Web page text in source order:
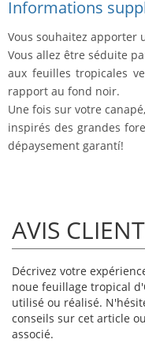
Informations
Vous souhaitez apporter
Vous allez être séduite
aux feuilles tropicales
rapport au fond noir.
Une fois sur votre
inspirés des grandes
dépaysement garantí!
AVIS
Décrivez votre
noue feuillage tropical
utilisé ou réalisé.
conseils sur cet article
associé.